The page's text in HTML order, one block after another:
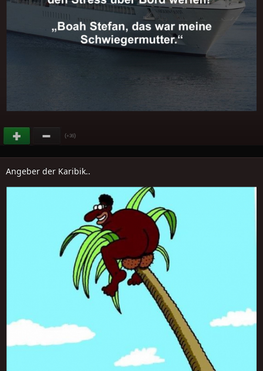
(+36)
Angeber der Karibik..